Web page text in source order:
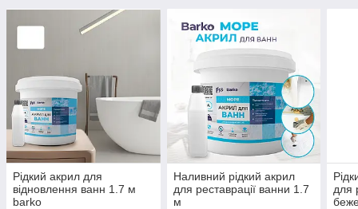
Рідкий акрил для
відновлення ванн 1.7 м
barko
Наливний рідкий акрил
для реставрації ванни 1.7
м
для